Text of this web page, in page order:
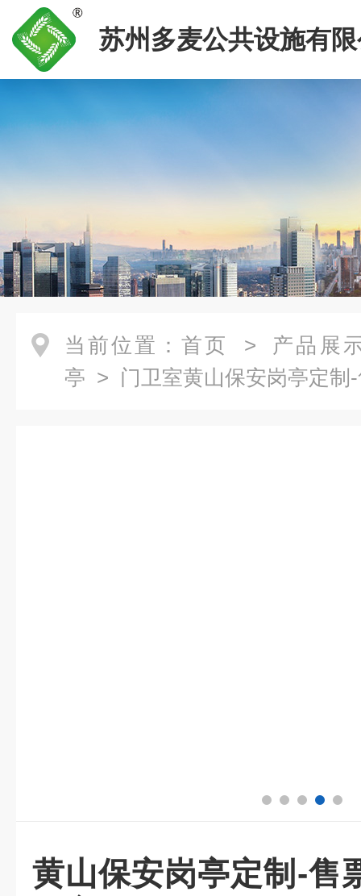
苏州多麦公共设施有
当前位置： 首页 > 产品展
亭 > 门卫室黄山保安岗亭定制
黄山保安岗亭定制-售